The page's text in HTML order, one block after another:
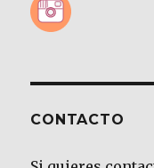
CONTACTO